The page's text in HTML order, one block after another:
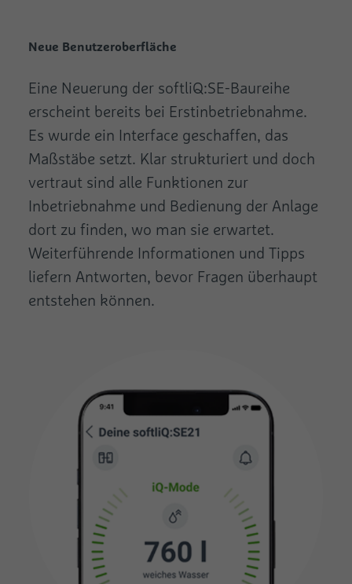
Neue Benutzeroberfläche
Eine Neuerung der softliQ:SE-Baureihe
erscheint bereits bei Erstinbetriebnahme.
Es wurde ein Interface geschaffen, das
Maßstäbe setzt. Klar strukturiert und doch
vertraut sind alle Funktionen zur
Inbetriebnahme und Bedienung der Anlage
dort zu finden, wo man sie erwartet.
Weiterführende Informationen und Tipps
liefern Antworten, bevor Fragen überhaupt
entstehen können.